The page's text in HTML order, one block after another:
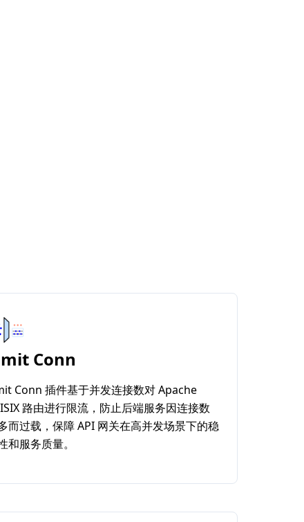
Conn
Conn 插件基于并发连接数对 Apache
路由进行限流，防止后端服务因连接数
而过载，保障 API 网关在高并发场景下的稳
和服务质量。